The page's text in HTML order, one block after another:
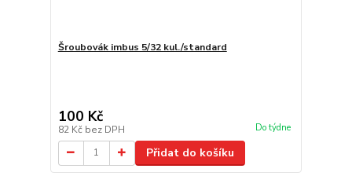
Šroubovák imbus 5/32 kul./standard
100 Kč
82 Kč bez DPH Do týdne
Přidat do košíku